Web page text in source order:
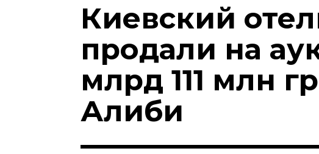
Киевский
продали на
млрд 111 млн
Алиби